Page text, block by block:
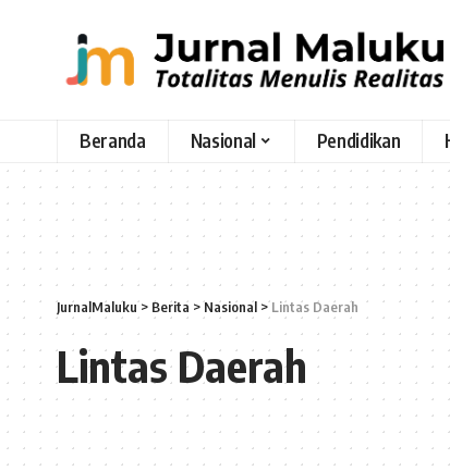
Beranda Nasional Pendidikan
JurnalMaluku> Berita >Nasional >Lintas Daerah
Lintas Daerah